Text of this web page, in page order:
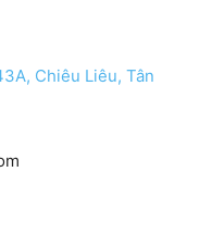
Chiêu Liêu, Tân